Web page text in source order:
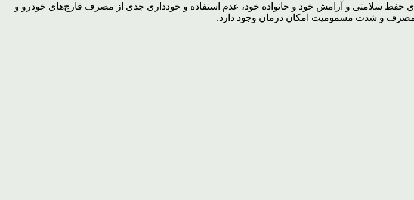
حفظ سلامتی و آرامش خود و خانواده خود، عدم استفاده و خودداری جدی از مصرف قارچ‌های خودرو و
مصرف و شدت مسمومیت امکان درمان وجود دارد.